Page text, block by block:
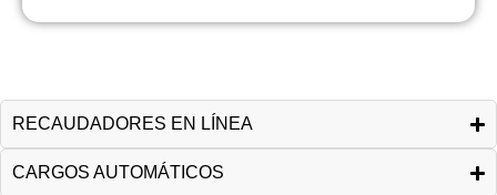
RECAUDADORES EN LÍNEA
CARGOS AUTOMÁTICOS